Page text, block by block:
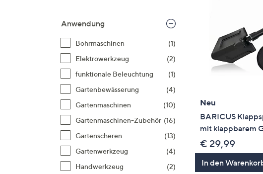
bzw.
rechts,
um
diese
Anwendung
Bohrmaschinen
(1)
Elektrowerkzeug
(2)
funktionale Beleuchtung
(1)
Gartenbewässerung
(4)
Gartenmaschinen
(10)
Gartenmaschinen-Zubehör (16)
Gartenscheren
(13)
Gartenwerkzeug
(4)
Handwerkzeug
(2)
Neu
BARICUS
mit klappbarem
€ 29,99
In den